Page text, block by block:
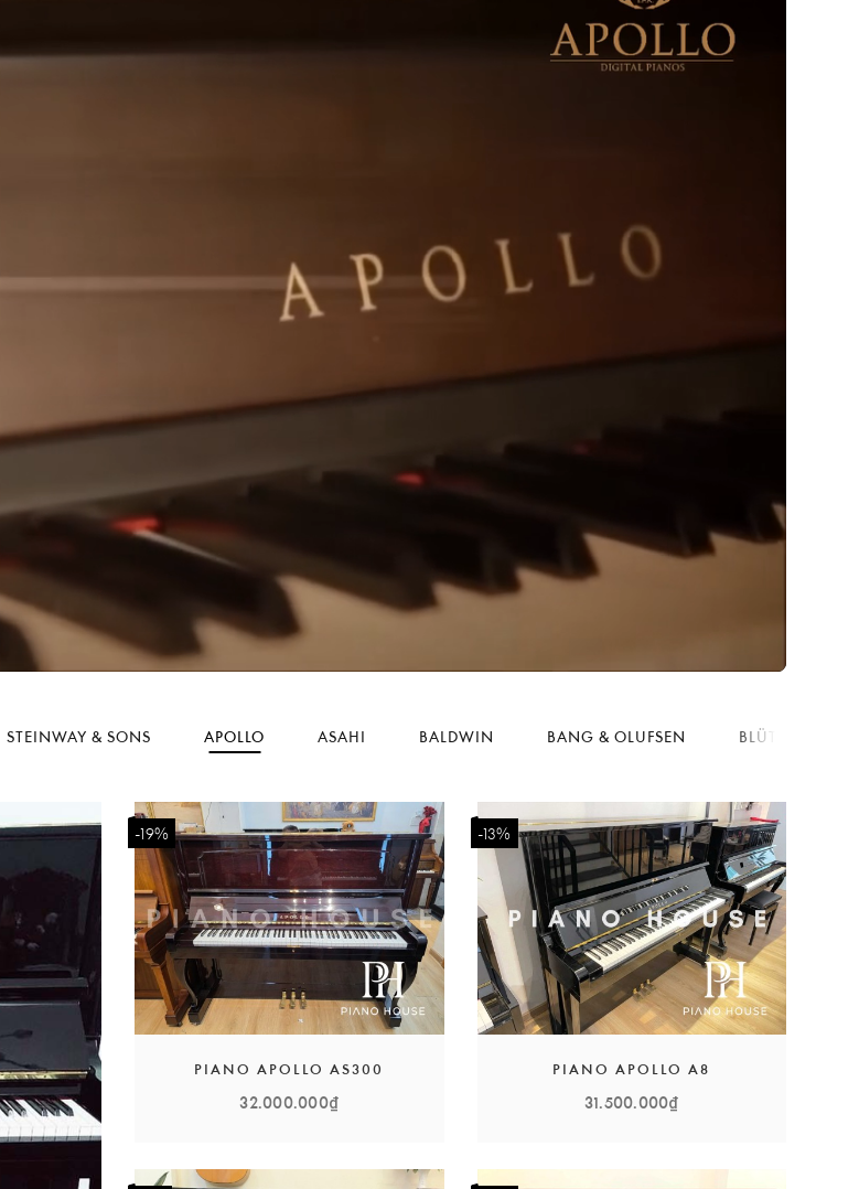
───
Piano – Thương hiệu đàn piano của Nhật Bản được thành lập vào năm 1948 bởi
piano chất lượng cao và đáng tin cậy, phù hợp với nhiều nhu cầu khác nhau của khách hàng với nhiều
STEINWAY & SONS APOLLO ASAHI BALDWIN BANG & OLUFSEN BLÜTHNER
-19%
PIANO APOLLO AS300
32.000.000₫
-13%
PIANO APOLLO A8
31.500.000₫